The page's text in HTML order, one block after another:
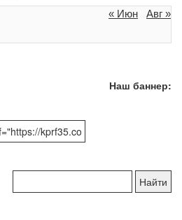
« Июн Авг »
Наш баннер:
по